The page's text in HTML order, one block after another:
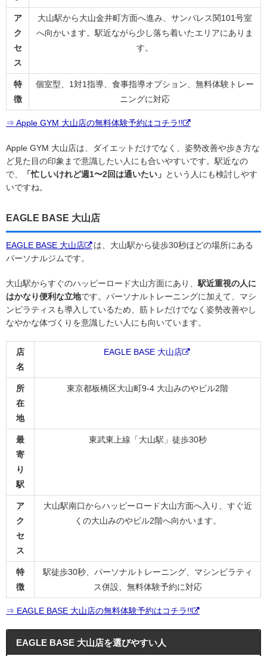
ア
ク
セ
ス
大山駅から大山金井町方面へ進み、サンパレス関101号室
へ向かいます。駅近ながら少し落ち着いたエリアにありま
す。
特
徴
個室型、1対1指導、食事指導オプション、無料体験トレー
ニングに対応
⇒ Apple GYM 大山店の無料体験予約はコチラ!!
Apple GYM 大山店は、ダイエットだけでなく、姿勢改善や歩き方な
ど見た目の印象まで意識したい人にも合いやすいです。駅近なの
で、
「忙しいけれど週1〜2回は通いたい」 という人にも検討しやす
いですね。
EAGLE BASE 大山店
EAGLE BASE 大山店
は、大山駅から徒歩30秒ほどの場所にある
パーソナルジムです。
大山駅からすぐのハッピーロード大山方面にあり、駅近重視の人に
はかなり便利な立地です。パーソナルトレーニングに加えて、マシ
ンピラティスも導入しているため、筋トレだけでなく姿勢改善やし
なやかな体づくりを意識したい人にも向いています。
店
名
EAGLE BASE 大山店
所
在
地
東京都板橋区大山町9-4 大山みのやビル2階
最
寄
り
駅
東武東上線「大山駅」徒歩30秒
ア
ク
セ
ス
大山駅南口からハッピーロード大山方面へ入り、すぐ近
くの大山みのやビル2階へ向かいます。
特
徴
駅徒歩30秒、パーソナルトレーニング、マシンピラティ
ス併設、無料体験予約に対応
⇒ EAGLE BASE 大山店の無料体験予約はコチラ!!
EAGLE BASE 大山店を選びやすい人